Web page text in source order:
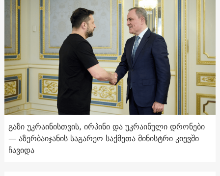
გაზი უკრაინისთვის, ირპინი და უკრაინული დრონები
— აზერბაიჯანის საგარეო საქმეთა მინისტრი კიევში
ჩავიდა